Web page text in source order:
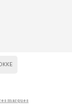
marques